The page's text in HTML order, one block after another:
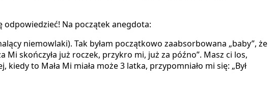
Na początek anegdota:
niemowlaki). Tak byłam początkowo zaabsorbowana „baby”, że
Mi skończyła już roczek, przykro mi, już za późno”. Masz ci los,
to Mała Mi miała może 3 latka, przypomniało mi się: „Był